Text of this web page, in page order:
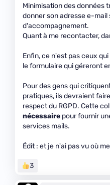
Minimisation des données
donner son adresse e-mail
d'accompagnement.
Quant à me recontacter,
Enfin, ce n'est pas ceux
le formulaire qui géreront
Pour des gens qui
pratiques, ils devraient
respect du RGPD. Cette
nécessaire pour fournir
services mails.
Édit : et je n'ai pas vu où
3